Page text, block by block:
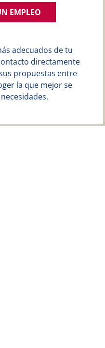
EMPLEO
adecuados de tu
directamente
propuestas entre
la que mejor se